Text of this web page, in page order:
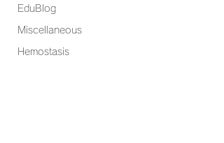
EduBlog
Miscellaneous
Hemostasis